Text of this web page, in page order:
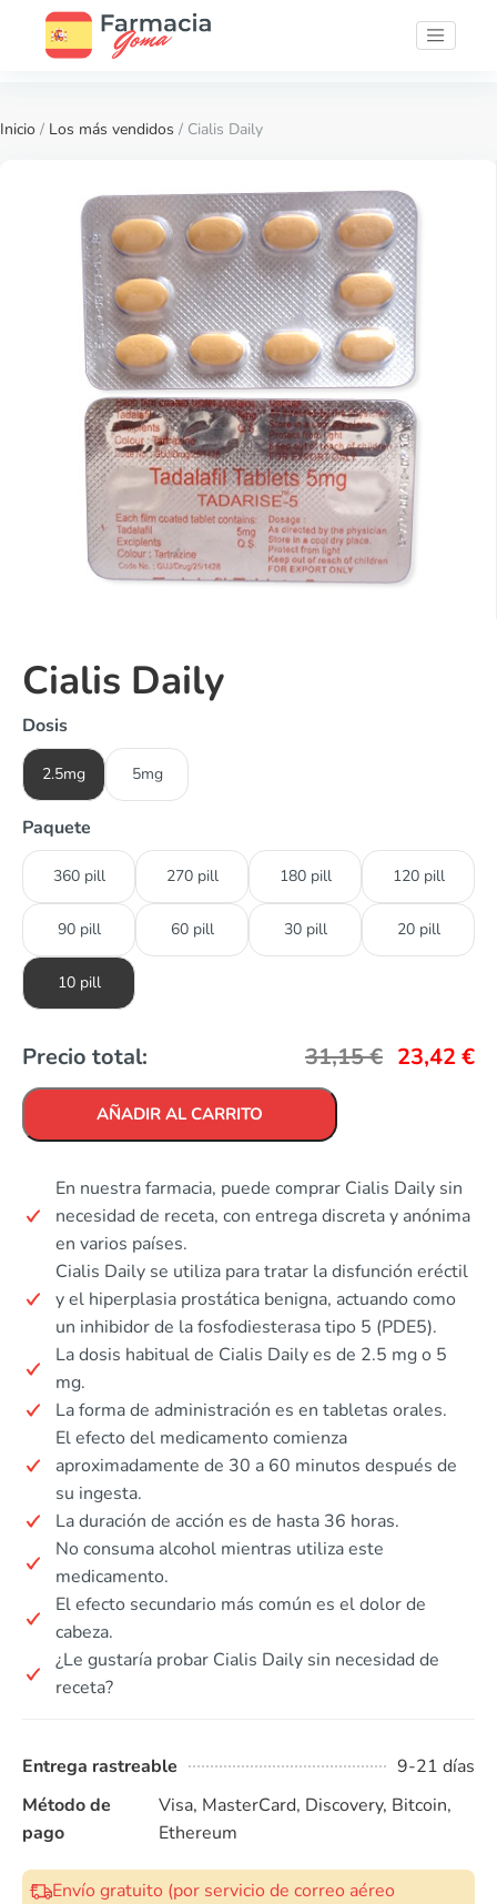
Inicio / Los más vendidos / Cialis Daily
Cialis Daily
Dosis
2.5mg 5mg
Paquete
360 pill 270 pill 180 pill 120 pill
90 pill 60 pill 30 pill 20 pill
10 pill
Precio total: 31,15€ 23,42 €
AÑADIR AL CARRITO
En nuestra farmacia, puede comprar Cialis Daily sin
necesidad de receta, con entrega discreta y anónima
en varios países.
Cialis Daily se utiliza para tratar la disfunción eréctil
y el hiperplasia prostática benigna, actuando como
un inhibidor de la fosfodiesterasa tipo 5 (PDE5).
La dosis habitual de Cialis Daily es de 2.5 mg o 5
mg.
La forma de administración es en tabletas orales.
El efecto del medicamento comienza
aproximadamente de 30 a 60 minutos después de
su ingesta.
La duración de acción es de hasta 36 horas.
No consuma alcohol mientras utiliza este
medicamento.
El efecto secundario más común es el dolor de
cabeza.
¿Le gustaría probar Cialis Daily sin necesidad de
receta?
Entrega rastreable
9-21 días
Método de
pago
Visa, MasterCard, Discovery, Bitcoin,
Ethereum
Envío gratuito (por servicio de correo aéreo